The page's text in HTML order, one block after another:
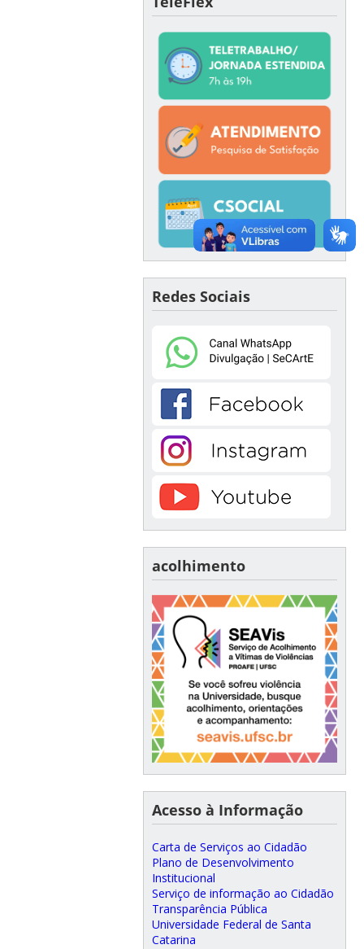
Redes Sociais
acolhimento
Acesso à Informação
Carta de Serviços ao Cidadão
Plano de Desenvolvimento
Institucional
Serviço de informação ao Cidadão
Transparência Pública
Universidade Federal de Santa
Catarina